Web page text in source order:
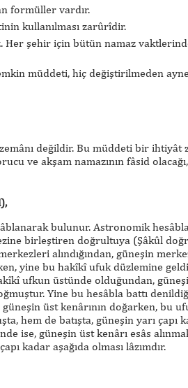
formüller vardır.
kullanılması zarûrîdir.
şehir için bütün namaz
müddeti, hiç değiştirilmeden
değildir. Bu müddeti bir ihtiyât
ve akşam namazının fâsid
bulunur. Astronomik
birleştiren doğrultuya (Şâkûl
alındığından, güneşin
yine bu hakîkî ufuk düzlemine
ufkun üstünde olduğundan,
Yine bu hesâbla battı
üst kenârının doğarken, bu
hem de batışta, güneşin yarı çapı
ise, güneşin üst kenârı esâs
kadar aşağıda olması lâzımdır.